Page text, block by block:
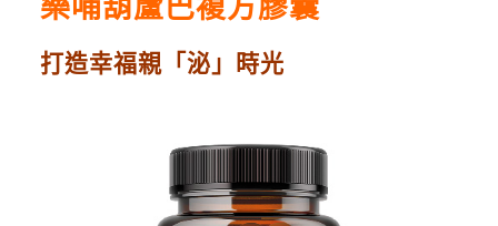
樂哺葫蘆巴複方膠囊
打造幸福親「泌」時光